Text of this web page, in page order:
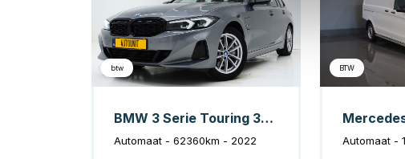
btw
BMW 3 Serie Touring 320e LCI Shadow Line
Automaat - 62360km - 2022
BTW
Automaat -